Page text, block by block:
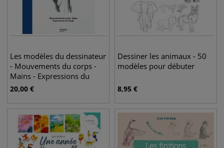
Les modèles du dessinateur
- Mouvements du corps -
Mains - Expressions du
visage
20,00 €
Dessiner les animaux - 50
modèles pour débuter
8,95 €